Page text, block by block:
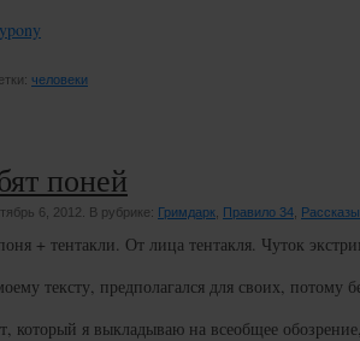
человеки
поней
6, 2012. В рубрике: Гримдарк Правило 34 Рассказы
+ тентакли. От лица тентакля. Чуток
тексту, предполагался для своих, потому
который я выкладываю на всеобщее